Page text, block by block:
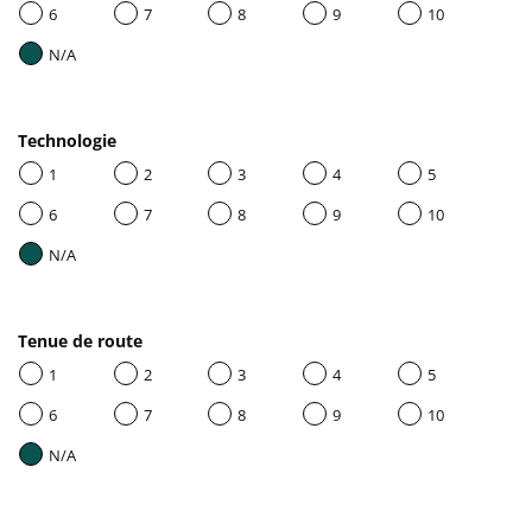
6
7 8 9
10
N/A
Technologie
1 2 3 4
5
6
7 8 9
10
N/A
Tenue de route
1 2 3 4
5
6
7 8 9
10
N/A